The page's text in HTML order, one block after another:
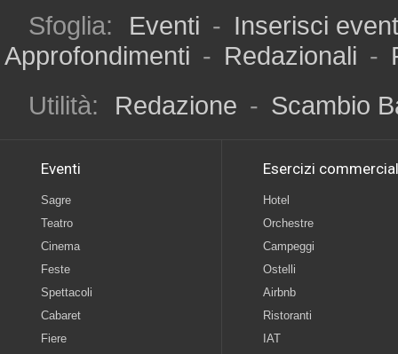
Sfoglia: Eventi - Inserisci
Approfondimenti - Redazionali -
Utilità:
Redazione - Scambio
Eventi
Sagre
Teatro
Cinema
Feste
Spettacoli
Cabaret
Fiere
Esercizi
Hotel
Orchestre
Campeggi
Ostelli
Airbnb
Ristoranti
IAT